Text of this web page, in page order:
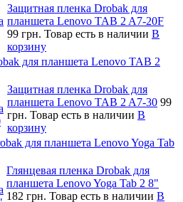
Защитная пленка Drobak для
планшета Lenovo TAB 2 A7-20F
99 грн. Товар есть в наличии В
корзину
для планшета Lenovo TAB 2
Защитная пленка Drobak для
планшета Lenovo TAB 2 A7-30 99
грн. Товар есть в наличии В
корзину
для планшета Lenovo Yoga Tab
Глянцевая пленка Drobak для
планшета Lenovo Yoga Tab 2 8"
182 грн. Товар есть в наличии В